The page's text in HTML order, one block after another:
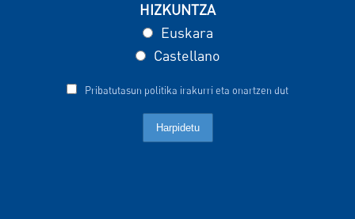
HIZKUNTZA
Euskara
Castellano
Pribatutasun politika irakurri eta onartzen dut